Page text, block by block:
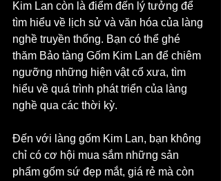
Kim Lan còn là điểm đến lý tưởng để
tìm hiểu về lịch sử và văn hóa của làng
nghề truyền thống. Bạn có thể ghé
thăm Bảo tàng Gốm Kim Lan để chiêm
ngưỡng những hiện vật cổ xưa, tìm
hiểu về quá trình phát triển của làng
nghề qua các thời kỳ.
Đến với làng gốm Kim Lan, bạn không
chỉ có cơ hội mua sắm những sản
phẩm gốm sứ đẹp mắt, giá rẻ mà còn